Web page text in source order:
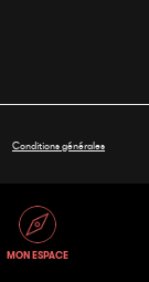
MON ESPACE
Conditions générales